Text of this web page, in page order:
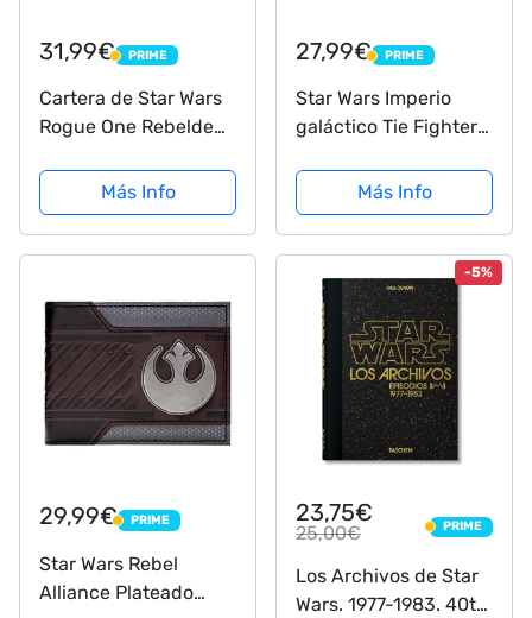
31,99€ PRIME
PRIME
Cartera de Star Wars
Rogue One Rebelde
Más Info
27,99€ PRIME
PRIME
Star Wars Imperio
galáctico Tie Fighter
Más Info
29,99€ PRIME
PRIME
Star Wars Rebel
Alliance Plateado
-5%
23,75€
25,00€ PRIME
PRIME
Los Archivos de Star
Wars. 1977-1983. 40th